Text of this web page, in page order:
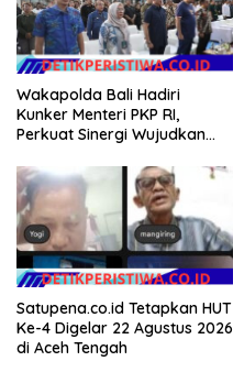
Wakapolda Bali Hadiri
Kunker Menteri PKP RI,
Perkuat Sinergi Wujudkan
Masyarakat
Satupena.co.id Tetapkan HUT
Ke-4 Digelar 22 Agustus 2026
di Aceh Tengah